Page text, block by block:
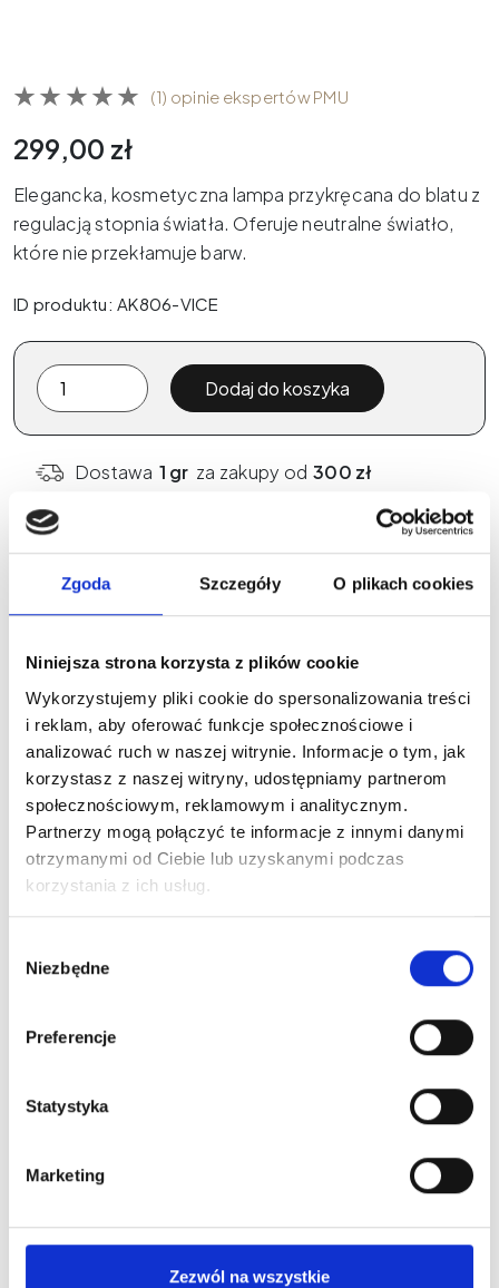
Zgoda Szczegóły O plikach cookies
Niniejsza strona korzysta z plików cookie
Wykorzystujemy pliki cookie do spersonalizowania treści
i reklam, aby oferować funkcje społecznościowe i
analizować ruch w naszej witrynie. Informacje o tym, jak
korzystasz z naszej witryny, udostępniamy partnerom
społecznościowym, reklamowym i analitycznym.
Partnerzy mogą połączyć te informacje z innymi danymi
otrzymanymi od Ciebie lub uzyskanymi podczas
korzystania z ich usług.
zgody
Niezbędne
Preferencje
Statystyka
Marketing
Zezwól na wszystkie
(1) opinie ekspertów PMU
299,00 zł
Elegancka, kosmetyczna lampa przykręcana do blatu z
regulacją stopnia światła. Oferuje neutralne światło,
które nie przekłamuje barw.
ID produktu: AK806-VICE
ilość
Lampa
studyjna
Slim-
z
mocowaniem
czarna
Dodaj do koszyka
Dostawa 1 gr za zakupy od 300 zł
Nowości na naszym
blogu
reagować, zadatek, odmowa i
negatywne opinie